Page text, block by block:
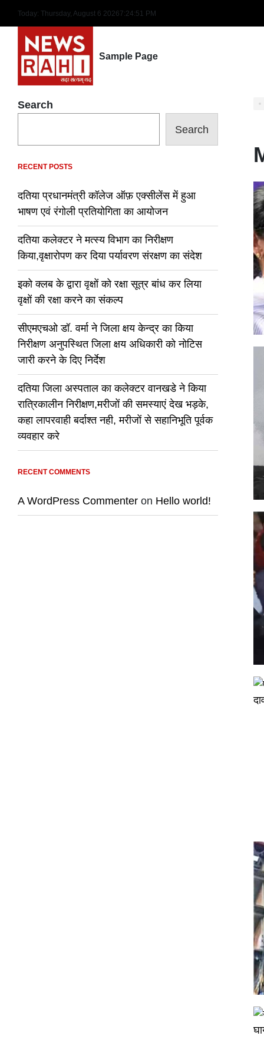
content
Today: Thursday, August 6 20267:24:52 PM
Sample Page
Search
Search
RECENT POSTS
दतिया प्रधानमंत्री कॉलेज ऑफ़ एक्सीलेंस में हुआ
भाषण एवं रंगोली प्रतियोगिता का आयोजन
दतिया कलेक्टर ने मत्स्य विभाग का निरीक्षण
किया,वृक्षारोपण कर दिया पर्यावरण संरक्षण का संदेश
इको क्लब के द्वारा वृक्षों को रक्षा सूत्र बांध कर लिया
वृक्षों की रक्षा करने का संकल्प
सीएमएचओ डॉ. वर्मा ने जिला क्षय केन्द्र का किया
निरीक्षण अनुपस्थित जिला क्षय अधिकारी को नोटिस
जारी करने के दिए निर्देश
दतिया जिला अस्पताल का कलेक्टर वानखडे ने किया
रात्रिकालीन निरीक्षण,मरीजों की समस्याएं देख भड़के,
कहा लापरवाही बर्दाश्त नही, मरीजों से सहानिभूति पूर्वक
व्यवहार करे
RECENT COMMENTS
A WordPress Commenter on Hello world!